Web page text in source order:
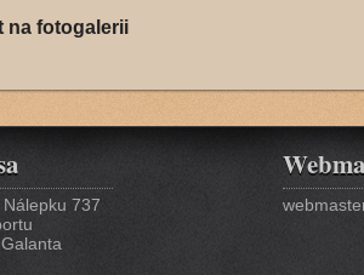
na fotogalerii
Nálepku 737